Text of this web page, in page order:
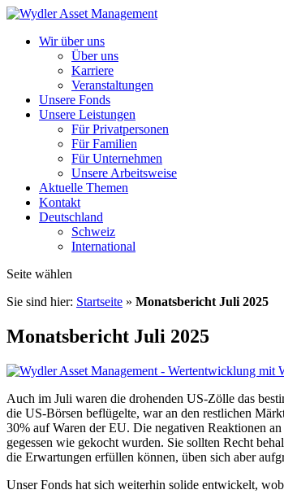
Wir über uns
Über uns
Karriere
Veranstaltungen
Unsere Fonds
Unsere Leistungen
Für Privatpersonen
Für Familien
Für Unternehmen
Unsere Arbeitsweise
Aktuelle Themen
Kontakt
Deutschland
Schweiz
International
Seite wählen
Sie sind hier: Startseite » Monatsbericht Juli 2025
Monatsbericht Juli 2025
Auch im Juli waren die drohenden US-Zölle das
die US-Börsen beflügelte, war an den restlichen
30% auf Waren der EU. Die negativen Reaktionen
gegessen wie gekocht wurden. Sie sollten Recht
die Erwartungen erfüllen können, üben sich aber
Unser Fonds hat sich weiterhin solide entwickelt,